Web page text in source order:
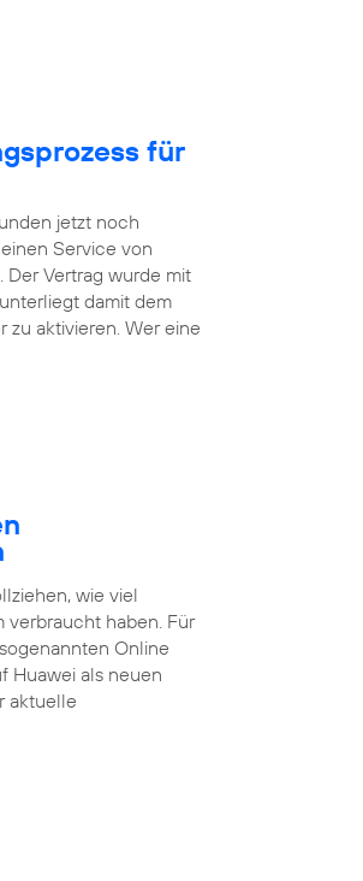
für
jetzt noch
Service von
Vertrag wurde mit
damit dem
zu aktivieren. Wer eine
wie viel
verbraucht haben. Für
Online
Huawei als neuen
aktuelle